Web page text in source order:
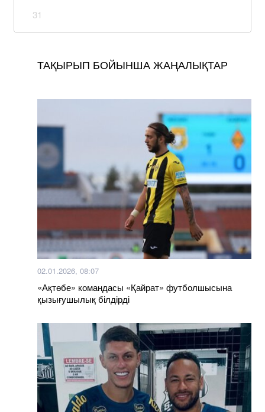
31
ТАҚЫРЫП БОЙЫНША ЖАҢАЛЫҚТАР
02.01.2026, 08:07
«Ақтөбе» командасы «Қайрат» футболшысына
қызығушылық білдірді